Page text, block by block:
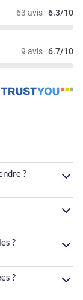
63 avis 6.3/10
9 avis 6.7/10
?
?
?